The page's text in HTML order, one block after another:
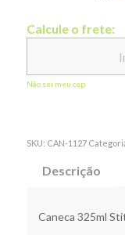
Calcule o frete:
Não sei meu cep
SKU: CAN-1127
Descrição
Caneca 325ml